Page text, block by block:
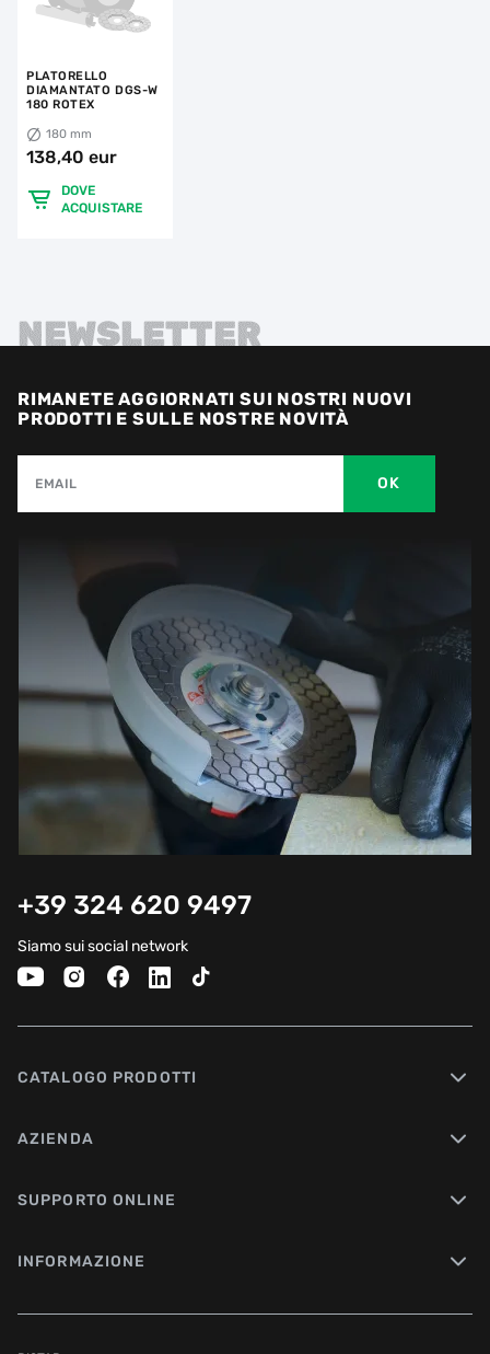
PLATORELLO
DIAMANTATO DGS-W
180 ROTEX
180 mm
138,40 eur
DOVE
ACQUISTARE
NEWSLETTER
RIMANETE AGGIORNATI SUI NOSTRI NUOVI
PRODOTTI E SULLE NOSTRE NOVITÀ
EMAIL OK
+39 324 620 9497
Siamo sui social network
CATALOGO PRODOTTI
AZIENDA
SUPPORTO ONLINE
INFORMAZIONE